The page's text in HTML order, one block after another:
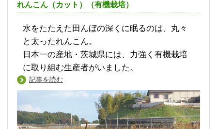
れんこん（カット）（有機栽培）
水をたたえた田んぼの深くに眠るのは、丸々
と太ったれんこん。
日本一の産地・茨城県には、力強く有機栽培
に取り組む生産者がいました。
記事を読む